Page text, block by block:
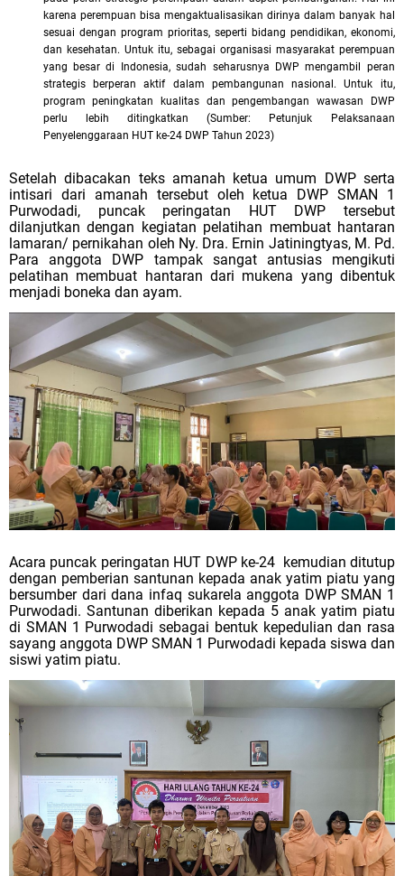
karena perempuan bisa mengaktualisasikan dirinya dalam banyak hal
sesuai dengan program prioritas, seperti bidang pendidikan, ekonomi,
dan kesehatan. Untuk itu, sebagai organisasi masyarakat perempuan
yang besar di Indonesia, sudah seharusnya DWP mengambil peran
strategis berperan aktif dalam pembangunan nasional. Untuk itu,
program peningkatan kualitas dan pengembangan wawasan DWP
perlu lebih ditingkatkan (Sumber: Petunjuk Pelaksanaan
Penyelenggaraan HUT ke-24 DWP Tahun 2023)
Setelah dibacakan teks amanah ketua umum DWP serta
intisari dari amanah tersebut oleh ketua DWP SMAN 1
Purwodadi, puncak peringatan HUT DWP tersebut
dilanjutkan dengan kegiatan pelatihan membuat hantaran
lamaran/ pernikahan oleh Ny. Dra. Ernin Jatiningtyas, M. Pd.
Para anggota DWP tampak sangat antusias mengikuti
pelatihan membuat hantaran dari mukena yang dibentuk
menjadi boneka dan ayam.
Acara puncak peringatan HUT DWP ke-24 kemudian ditutup
dengan pemberian santunan kepada anak yatim piatu yang
bersumber dari dana infaq sukarela anggota DWP SMAN 1
Purwodadi. Santunan diberikan kepada 5 anak yatim piatu
di SMAN 1 Purwodadi sebagai bentuk kepedulian dan rasa
sayang anggota DWP SMAN 1 Purwodadi kepada siswa dan
siswi yatim piatu.